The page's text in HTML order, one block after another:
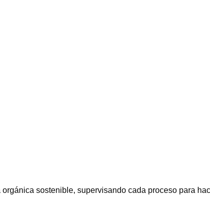
sostenible, supervisando cada proceso para